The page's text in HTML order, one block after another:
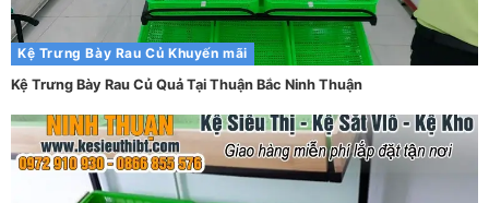
Kệ Trưng Bày Rau Củ Khuyến mãi
Kệ Trưng Bày Rau Củ Quả Tại Thuận Bắc Ninh Thuận